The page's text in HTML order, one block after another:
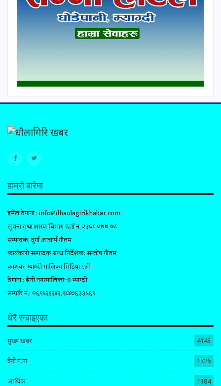
हाम्रो बारेमा
इमेल ठेगाना :info@dhaulagirikhabar.com
सूचना तथा प्रशारण बिभाग दर्ता न. २३५८ ०७७ ७८
सम्पादक: दुर्गा आचार्य गौतम
कार्यकारी सम्पादक प्रबन्ध निर्देशक: सन्तोष गौतम
प्रकाशक: म्याग्दी मालिका मिडिया प्रा.ली
ठेगाना : बेनी नगरपालिका–७ म्याग्दी
सम्पर्क न.: ०६९५२१२४२,९८४७६३३५६९
धेरै रुचाइएका
मुख्य खबर 4143
बेनी न.पा. 1726
आर्थिक 1184